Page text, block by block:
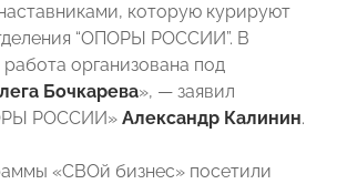
которую курируют
“ОПОРЫ РОССИИ”. В
организована под
Бочкарева», — заявил
РОССИИ» Александр Калинин.
«СВОй бизнес» посетили